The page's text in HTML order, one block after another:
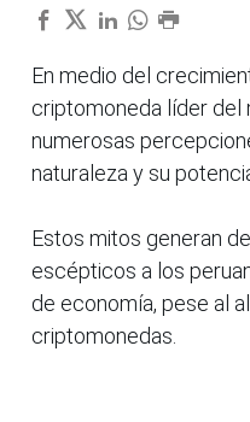
En medio del
criptomoneda líder del
numerosas
naturaleza y su
Estos mitos generan
escépticos a los
de economía, pese al
criptomonedas.